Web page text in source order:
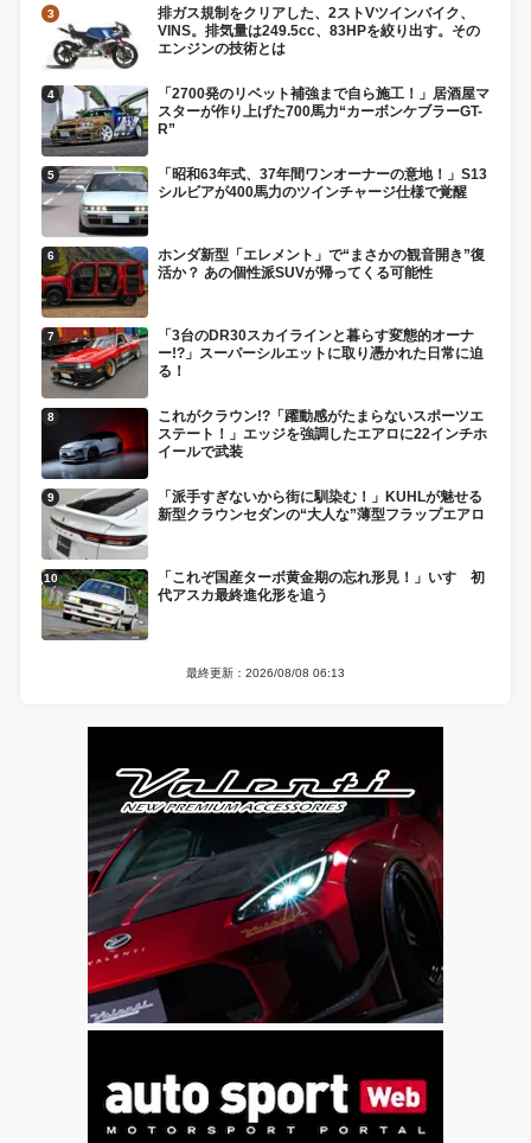
排ガス規制をクリアした、2ストVツインバイク、
VINS。排気量は249.5cc、83HPを絞り出す。その
エンジンの技術とは
「2700発のリベット補強まで自ら施工！」居酒屋マ
スターが作り上げた700馬力“カーボンケブラーGT-
R”
「昭和63年式、37年間ワンオーナーの意地！」S13
シルビアが400馬力のツインチャージ仕様で覚醒
ホンダ新型「エレメント」で“まさかの観音開き”復
活か？ あの個性派SUVが帰ってくる可能性
「3台のDR30スカイラインと暮らす変態的オーナ
ー!?」スーパーシルエットに取り憑かれた日常に迫
る！
これがクラウン!?「躍動感がたまらないスポーツエ
ステート！」エッジを強調したエアロに22インチホ
イールで武装
「派手すぎないから街に馴染む！」KUHLが魅せる
新型クラウンセダンの“大人な”薄型フラップエアロ
「これぞ国産ターボ黄金期の忘れ形見！」いすゞ初
代アスカ最終進化形を追う
最終更新：2026/08/08 06:13